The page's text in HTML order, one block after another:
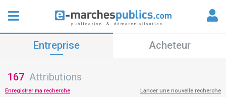
Entreprise Acheteur
167 Attributions
Enregistrer ma recherche Lancer une nouvelle recherche